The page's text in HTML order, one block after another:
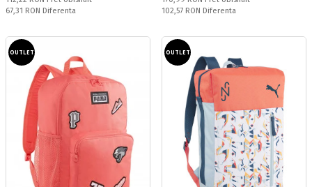
Спестявате:
67,31 RON Diferenta
Спестявате:
102,57 RON Diferenta
OUTLET OUTLET